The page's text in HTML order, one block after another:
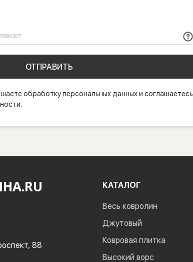
ОТПРАВИТЬ
обработку персональных данных и соглашаетесь
88
КАТАЛОГ
Весь ковролин
Джутовый
Ковровая плитка
Высокий ворс